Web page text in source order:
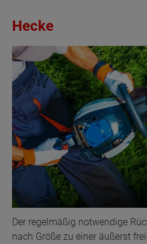
Hecke
Der regelmäßig notwendige
nach Größe zu einer äußerst